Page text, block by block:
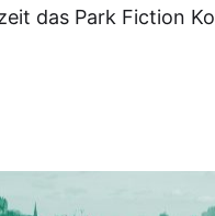
das Park Fiction